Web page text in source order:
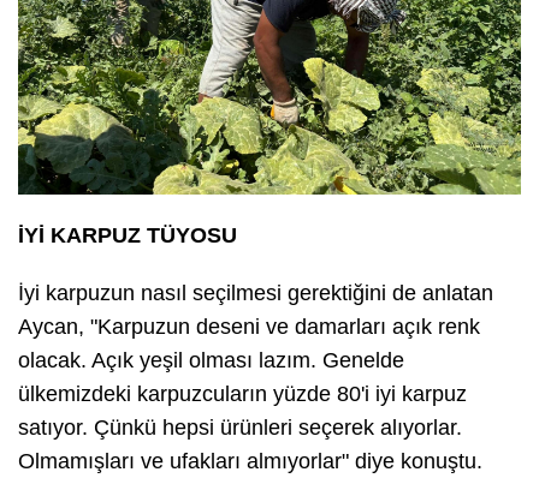
İYİ KARPUZ TÜYOSU
İyi karpuzun nasıl seçilmesi gerektiğini de anlatan
Aycan, "Karpuzun deseni ve damarları açık renk
olacak. Açık yeşil olması lazım. Genelde
ülkemizdeki karpuzcuların yüzde 80'i iyi karpuz
satıyor. Çünkü hepsi ürünleri seçerek alıyorlar.
Olmamışları ve ufakları almıyorlar" diye konuştu.